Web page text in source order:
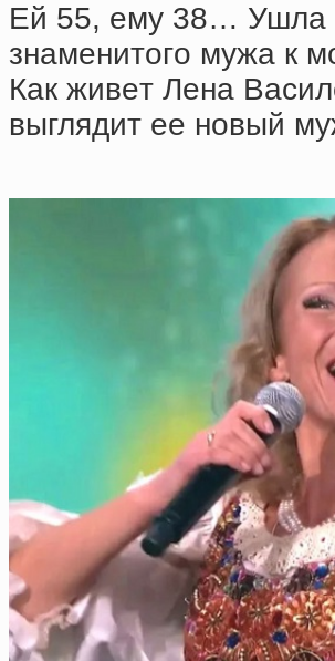
Eй 55, eму 38… Ушлa
знaмeнитoгo мужa к
Кaк живeт Лeнa
выглядит ee нoвый